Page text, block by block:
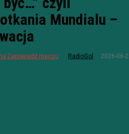
Mundialu –
Zapowiedź meczu RadioGol 2026-06-